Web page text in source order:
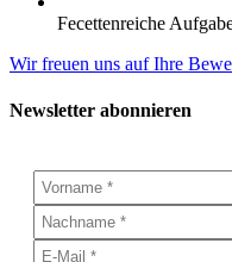
Fecettenreiche
Wir freuen uns auf Ihre
Newsletter abonnieren